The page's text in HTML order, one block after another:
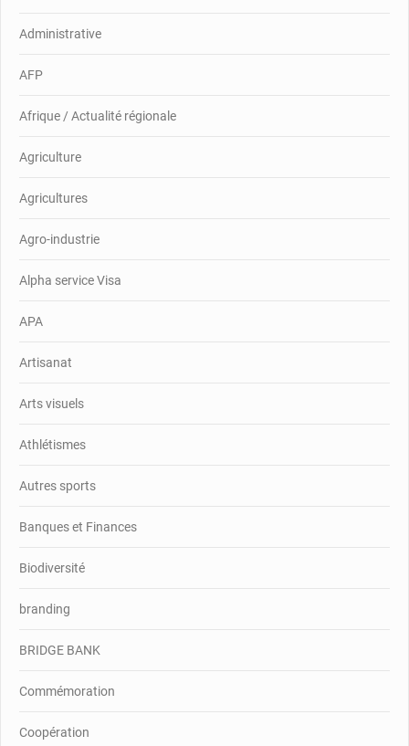
Administrative
AFP
Afrique / Actualité régionale
Agriculture
Agricultures
Agro-industrie
Alpha service Visa
APA
Artisanat
Arts visuels
Athlétismes
Autres sports
Banques et Finances
Biodiversité
branding
BRIDGE BANK
Commémoration
Coopération